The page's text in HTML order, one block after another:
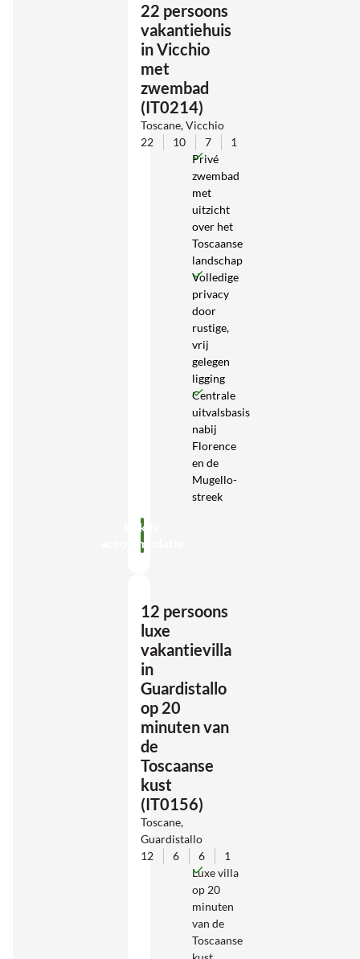
22 persoons
vakantiehuis
in Vicchio
met
zwembad
(IT0214)
Toscane, Vicchio
22
10 7
1
Privé
zwembad
met
uitzicht
over het
Toscaanse
landschap
Volledige
privacy
door
rustige,
vrij
gelegen
ligging
Centrale
uitvalsbasis
nabij
Florence
en de
Mugello-
streek
Bekijk
accommodatie
12 persoons
luxe
vakantievilla
in
Guardistallo
op 20
minuten van
de
Toscaanse
kust
(IT0156)
Toscane,
Guardistallo
12
6 6
1
Luxe villa
op 20
minuten
van de
Toscaanse